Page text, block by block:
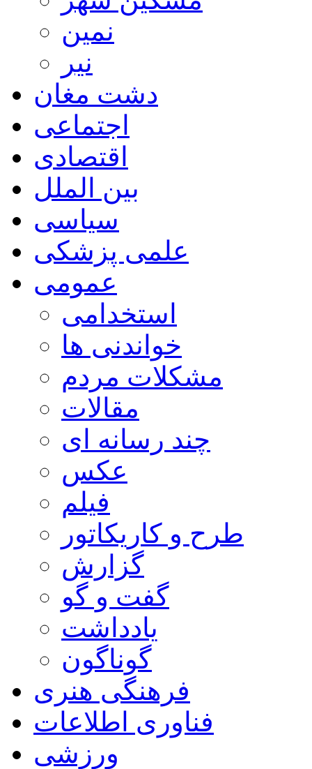
نمین
نیر
دشت مغان
اجتماعی
اقتصادی
بین الملل
سیاسی
علمی پزشکی
عمومی
استخدامی
خواندنی ها
مشکلات مردم
مقالات
چند رسانه ای
عکس
فیلم
طرح و کاریکاتور
گزارش
گفت و گو
یادداشت
گوناگون
فرهنگی هنری
فناوری اطلاعات
ورزشی